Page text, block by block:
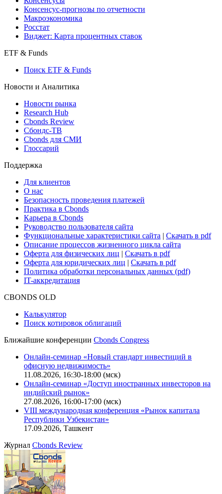
Консенсус-прогнозы по отчетности
Макроэкономика
Росстат
Виджет: Карта процентных ставок
ETF & Funds
Поиск ETF & Funds
Новости и Аналитика
Новости рынка
Research Hub
Cbonds Review
Сбондс-ТВ
Cbonds для СМИ
Глоссарий
Поддержка
Для клиентов
О нас
Безопасность проведения платежей
Практика в Cbonds
Карьера в Cbonds
Руководство пользователя сайта
Функциональные характеристики сайта | Скачать в pdf
Описание процессов жизненного цикла сайта
Оферта для физических лиц | Скачать в pdf
Оферта для юридических лиц | Скачать в pdf
Политика обработки персональных данных (pdf)
IT-аккредитация
CBONDS OLD
Калькулятор
Поиск котировок облигаций
Ближайшие конференции Cbonds Congress
Онлайн-семинар «Новый стандарт инвестиций в
офисную недвижимость»
11.08.2026, 16:30-18:00 (мск)
Онлайн-семинар «Доступ иностранных инвесторов на
индийский рынок»
27.08.2026, 16:00-17:00 (мск)
VIII международная конференция «Рынок капитала
Республики Узбекистан»
17.09.2026, Ташкент
Журнал Cbonds Review